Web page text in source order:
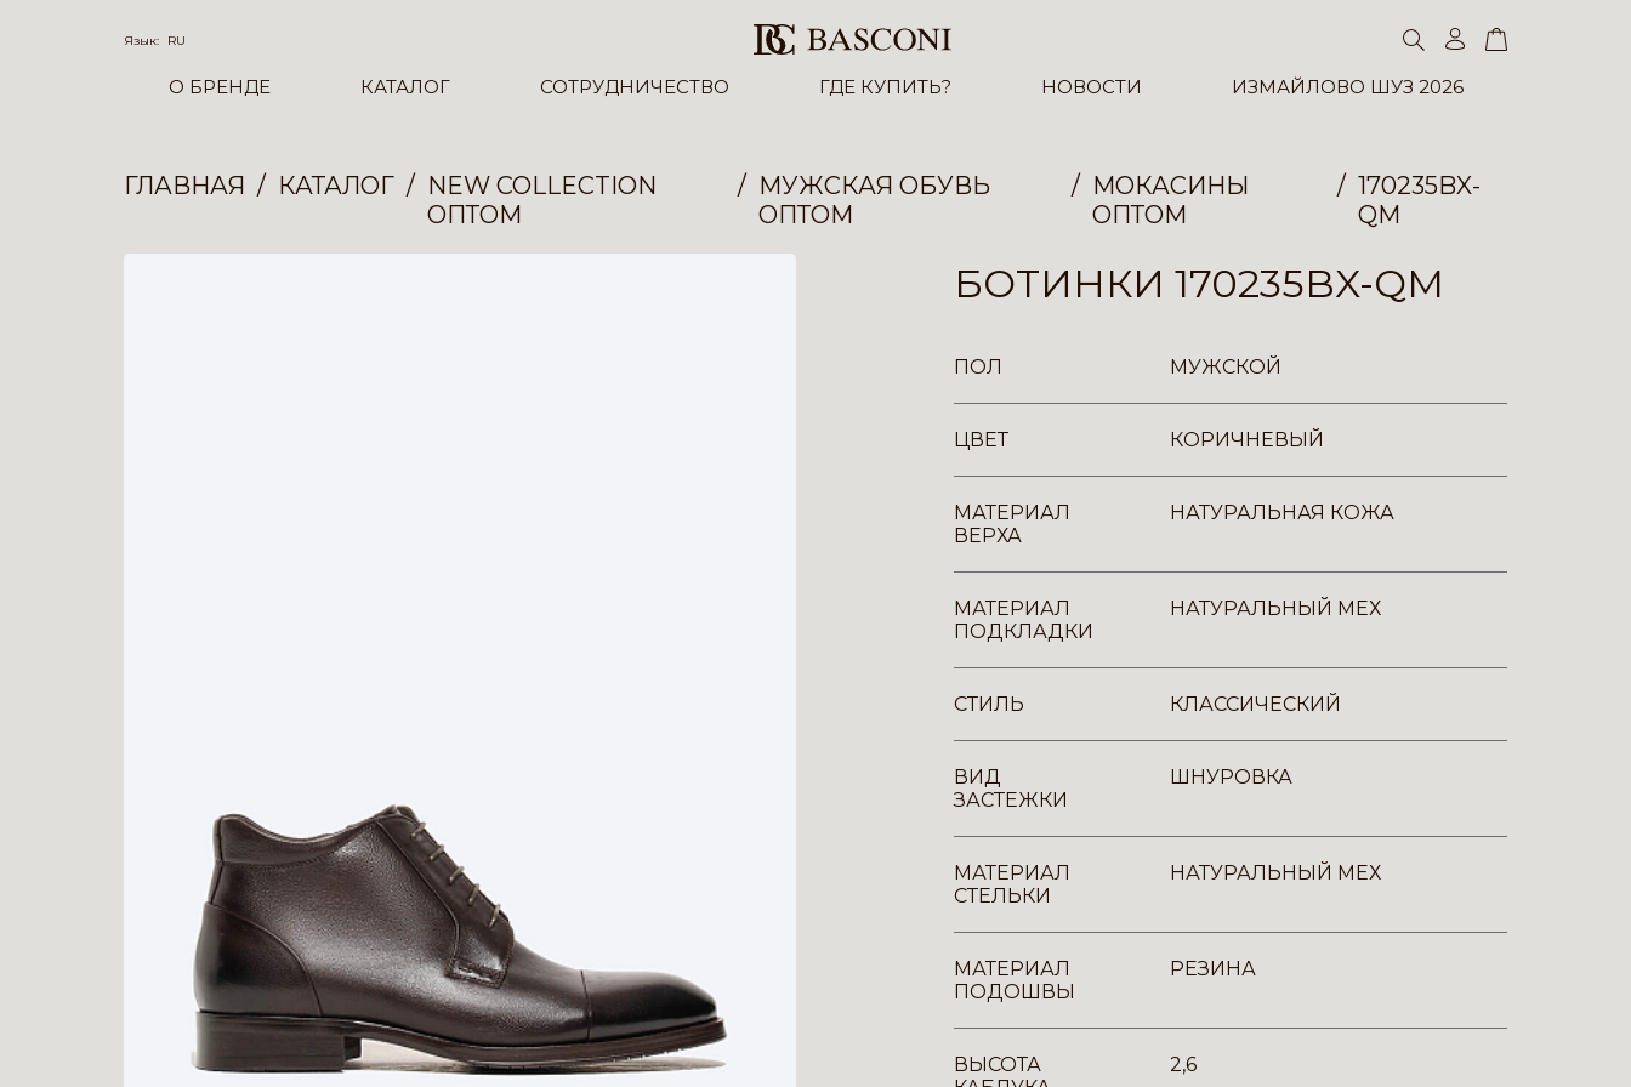
Язык: RU
О БРЕНДЕ КАТАЛОГ СОТРУДНИЧЕСТВО ГДЕ КУПИТЬ? НОВОСТИ ИЗМАЙЛОВО ШУЗ 2026
ГЛАВНАЯ КАТАЛОГ
NEW COLLECTION
ОПТОМ
МУЖСКАЯ ОБУВЬ
ОПТОМ
МОКАСИНЫ
ОПТОМ
170235BX-
QM
БОТИНКИ 170235BX-QM
ПОЛ МУЖСКОЙ
ЦВЕТ КОРИЧНЕВЫЙ
МАТЕРИАЛ
ВЕРХА
НАТУРАЛЬНАЯ КОЖА
МАТЕРИАЛ
ПОДКЛАДКИ
НАТУРАЛЬНЫЙ МЕХ
СТИЛЬ КЛАССИЧЕСКИЙ
ВИД
ЗАСТЕЖКИ
ШНУРОВКА
МАТЕРИАЛ
СТЕЛЬКИ
НАТУРАЛЬНЫЙ МЕХ
МАТЕРИАЛ
ПОДОШВЫ
РЕЗИНА
ВЫСОТА
2,6